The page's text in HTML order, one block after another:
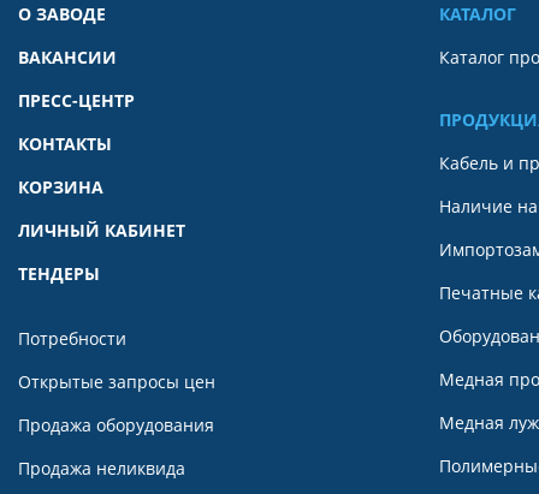
О ЗАВОДЕ
ВАКАНСИИ
ПРЕСС-ЦЕНТР
КОНТАКТЫ
КОРЗИНА
ЛИЧНЫЙ КАБИНЕТ
ТЕНДЕРЫ
Потребности
Открытые запросы цен
Продажа оборудования
Продажа неликвида
КАТАЛОГ
Каталог
Кабель и
Наличие на
Печатные
Медная
Медная